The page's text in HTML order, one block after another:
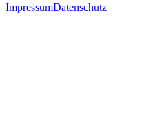
ImpressumDatenschutz